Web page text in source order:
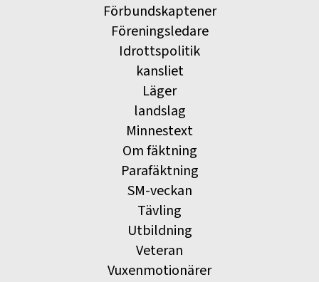
Förbundskaptener
Föreningsledare
Idrottspolitik
kansliet
Läger
landslag
Minnestext
Om fäktning
Parafäktning
SM-veckan
Tävling
Utbildning
Veteran
Vuxenmotionärer